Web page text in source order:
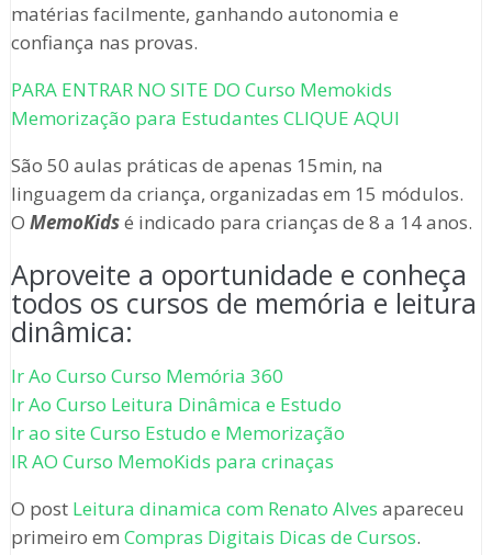
matérias facilmente, ganhando autonomia e
confiança nas provas.
PARA ENTRAR NO SITE DO Curso Memokids
Memorização para Estudantes CLIQUE AQUI
São 50 aulas práticas de apenas 15min, na
linguagem da criança, organizadas em 15 módulos.
O MemoKidsé indicado para crianças de 8 a 14 anos.
Aproveite a oportunidade e conheça
todos os cursos de memória e leitura
dinâmica:
Ir Ao Curso Curso Memória 360
Ir Ao Curso Leitura Dinâmica e Estudo
Ir ao site Curso Estudo e Memorização
IR AO Curso MemoKids para crinaças
O post Leitura dinamica com Renato Alves apareceu
primeiro em Compras Digitais Dicas de Cursos.